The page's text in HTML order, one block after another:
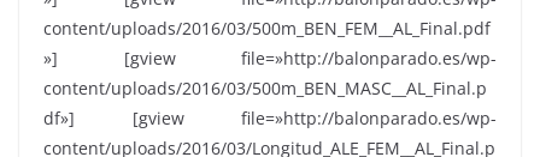
content/uploads/2016/03/500m_BEN_FEM__AL_Final.pdf
»] [gview file=»http://balonparado.es/wp-
content/uploads/2016/03/500m_BEN_MASC__AL_Final.p
df»] [gview file=»http://balonparado.es/wp-
content/uploads/2016/03/Longitud_ALE_FEM__AL_Final.p